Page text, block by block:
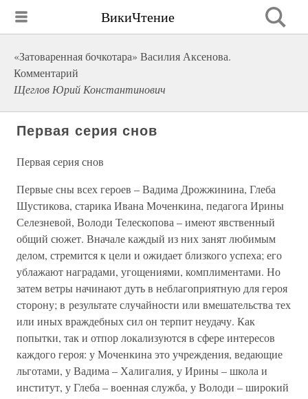
ВикиЧтение
«Затоваренная бочкотара» Василия Аксенова.
Комментарий
Щеглов Юрий Константинович
Первая серия снов
Первая серия снов
Первые сны всех героев – Вадима Дрожжинина, Глеба
Шустикова, старика Ивана Моченкина, педагога Ирины
Селезневой, Володи Телескопова – имеют явственный
общий сюжет. Вначале каждый из них занят любимым
делом, стремится к цели и ожидает близкого успеха; его
ублажают наградами, угощениями, комплиментами. Но
затем ветры начинают дуть в неблагоприятную для героя
сторону; в результате случайности или вмешательства тех
или иных враждебных сил он терпит неудачу. Как
попытки, так и отпор локализуются в сфере интересов
каждого героя: у Моченкина это учреждения, ведающие
льготами, у Вадима – Халигалия, у Ирины – школа и
институт, у Глеба – военная служба, у Володи – широкий